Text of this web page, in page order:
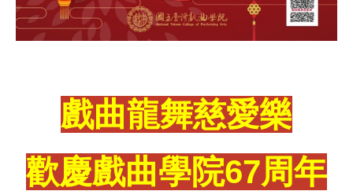
戲曲龍舞慈愛樂
歡慶戲曲學院67周年